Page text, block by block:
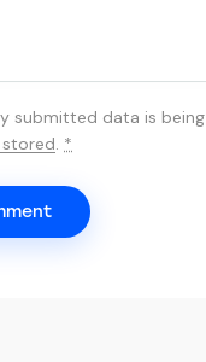
submitted data is being
. *